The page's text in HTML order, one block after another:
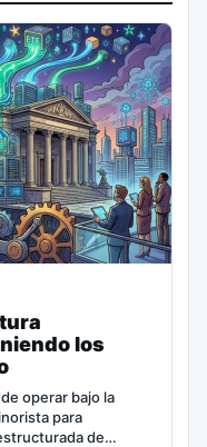
los
operar bajo la
para
de…